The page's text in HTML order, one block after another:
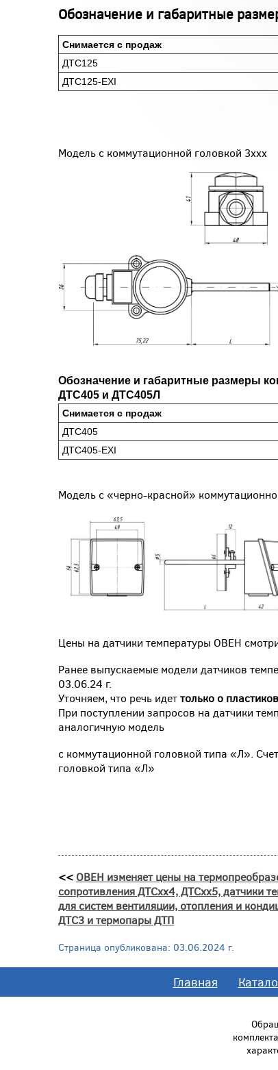
Обозначение и габаритные
Снимается с продаж
ДТС125
ДТС125-EXI
Модель с коммутационной
Обозначение и габаритные размеры
ДТС405 и ДТС405Л
Снимается с продаж
ДТС405
ДТС405-EXI
Модель с «черно-красной»
Цены на датчики температуры ОВЕН
Ранее выпускаемые модели датчиков
03.06.24 г.
Уточняем, что речь идеттолько о
При поступлении запросов на датчики
аналогичную модель
с коммутационной головкой типа «Л».
головкой типа «Л»
<< ОВЕН изменяет цены на
сопротивления ДТСхх4, ДТСхх5, датчики
для систем вентиляции, отопления и
ДТС3 и термопары ДТП
Страница опубликована: 03.06.2024 г.
Главная